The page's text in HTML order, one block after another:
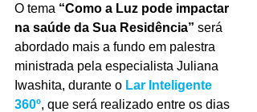
O tema “Como a Luz pode impactar
na saúde da Sua Residência” será
abordado mais a fundo em palestra
ministrada pela especialista Juliana
Iwashita, durante o Lar Inteligente
360º, que será realizado entre os dias